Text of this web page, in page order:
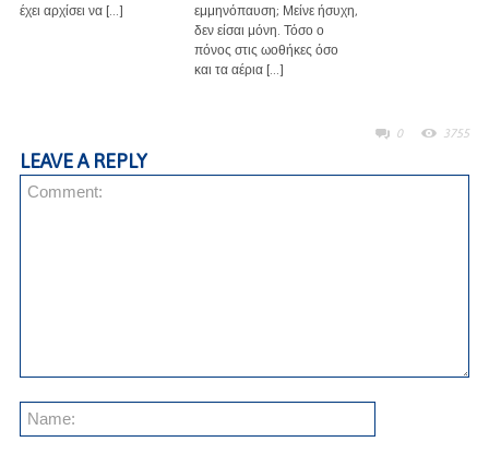
0 3755
έχει αρχίσει να […]
εμμηνόπαυση; Μείνε ήσυχη,
δεν είσαι μόνη. Τόσο ο
πόνος στις ωοθήκες όσο
και τα αέρια […]
LEAVE A REPLY